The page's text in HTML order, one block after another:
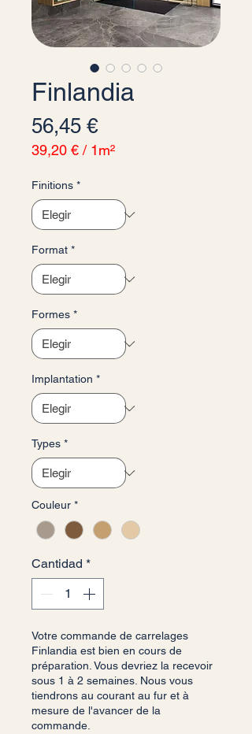
Finlandia
56,45 €Precio
39,20 € / 1m²
por
1
Metro
Finitions *
Format *
Formes *
Implantation *
Types *
Couleur *
Cantidad *
Votre commande de carrelages
Finlandia est bien en cours de
préparation. Vous devriez la recevoir
sous 1 à 2 semaines. Nous vous
tiendrons au courant au fur et à
mesure de l'avancer de la
commande.